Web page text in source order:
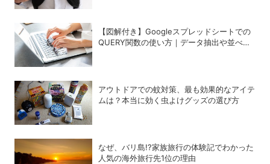
【図解付き】Googleスプレッドシートでの
QUERY関数の使い方｜データ抽出や並べ替
アウトドアでの蚊対策、最も効果的なアイテ
ムは？本当に効く虫よけグッズの選び方
なぜ、バリ島!?家族旅行の体験記でわかった
人気の海外旅行先1位の理由